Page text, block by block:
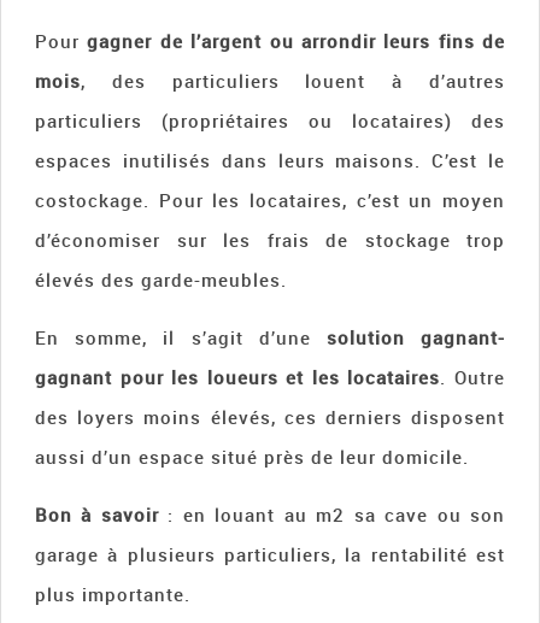
Pourgagner de l’argent ou arrondir leurs fins de
mois, des particuliers louent à d’autres
particuliers (propriétaires ou locataires) des
espaces inutilisés dans leurs maisons. C’est le
costockage. Pour les locataires, c’est un moyen
d’économiser sur les frais de stockage trop
élevés des garde-meubles.
En somme, il s’agit d’une solution gagnant-
gagnant pour les loueurs et les locataires . Outre
des loyers moins élevés, ces derniers disposent
aussi d’un espace situé près de leur domicile.
Bon à savoir: en louant au m2 sa cave ou son
garage à plusieurs particuliers, la rentabilité est
plus importante.